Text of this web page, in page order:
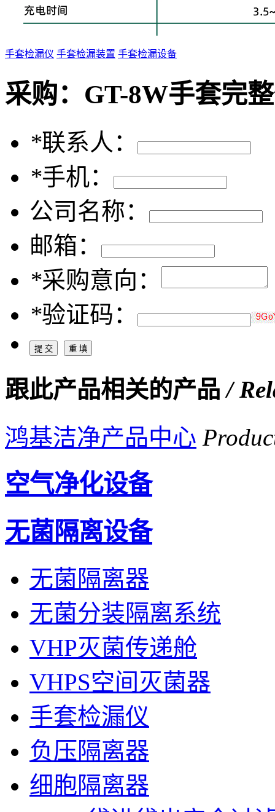
手套检漏仪 手套检漏装置 手套检漏设备
采购： GT-8W手套完
*联系人：
*手机：
公司名称：
邮箱：
*采购意向：
*验证码：
跟此产品相关的产品/
鸿基洁净产品中心
空气净化设备
无菌隔离设备
无菌隔离器
无菌分装隔离系统
VHP灭菌传递舱
VHPS空间灭菌器
手套检漏仪
负压隔离器
细胞隔离器